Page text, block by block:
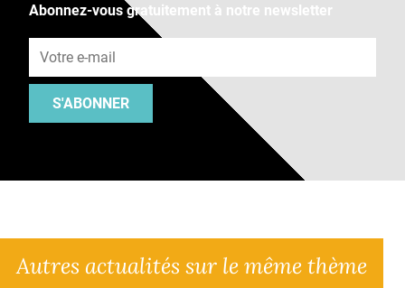
Abonnez-vous gratuitement à notre newsletter
S'ABONNER
Autres actualités sur le même thème